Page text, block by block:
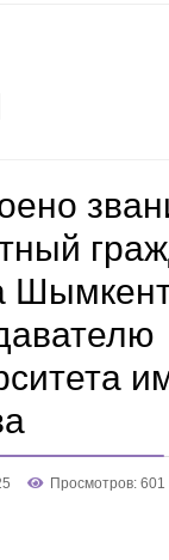
Просмотров: 601